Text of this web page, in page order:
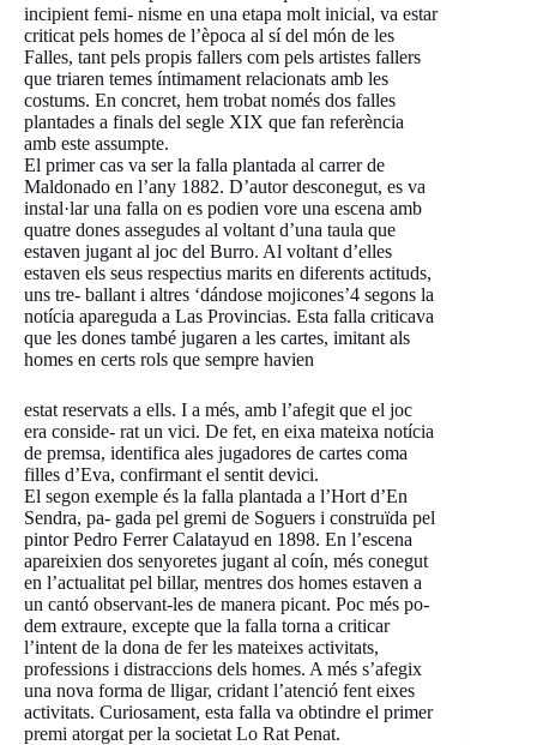
incipient femi- nisme en una etapa molt inicial, va estar
criticat pels homes de l’època al sí del món de les
Falles, tant pels propis fallers com pels artistes fallers
que triaren temes íntimament relacionats amb les
costums. En concret, hem trobat només dos falles
plantades a finals del segle XIX que fan referència
amb este assumpte.
El primer cas va ser la falla plantada al carrer de
Maldonado en l’any 1882. D’autor desconegut, es va
instal·lar una falla on es podien vore una escena amb
quatre dones assegudes al voltant d’una taula que
estaven jugant al joc del Burro. Al voltant d’elles
estaven els seus respectius marits en diferents actituds,
uns tre- ballant i altres ‘dándose mojicones’4 segons la
notícia apareguda a Las Provincias. Esta falla criticava
que les dones també jugaren a les cartes, imitant als
homes en certs rols que sempre havien
estat reservats a ells. I a més, amb l’afegit que el joc
era conside- rat un vici. De fet, en eixa mateixa notícia
de premsa, identifica ales jugadores de cartes coma
filles d’Eva, confirmant el sentit devici.
El segon exemple és la falla plantada a l’Hort d’En
Sendra, pa- gada pel gremi de Soguers i construïda pel
pintor Pedro Ferrer Calatayud en 1898. En l’escena
apareixien dos senyoretes jugant al coín, més conegut
en l’actualitat pel billar, mentres dos homes estaven a
un cantó observant-les de manera picant. Poc més po-
dem extraure, excepte que la falla torna a criticar
l’intent de la dona de fer les mateixes activitats,
professions i distraccions dels homes. A més s’afegix
una nova forma de lligar, cridant l’atenció fent eixes
activitats. Curiosament, esta falla va obtindre el primer
premi atorgat per la societat Lo Rat Penat.